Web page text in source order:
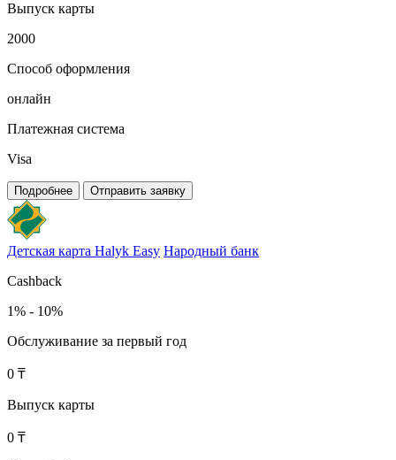
Выпуск карты
2000
Способ оформления
онлайн
Платежная система
Visa
Подробнее Отправить заявку
Детская карта Halyk Easy Народный банк
Cashback
1% - 10%
Обслуживание за первый год
0 ₸
Выпуск карты
0 ₸